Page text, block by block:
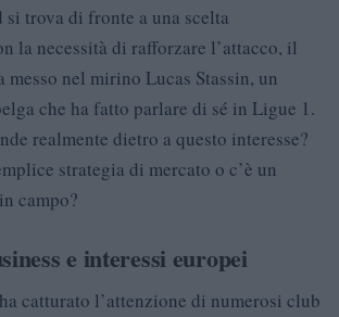
si trova di fronte a una scelta
la necessità di rafforzare l’attacco, il
messo nel mirino Lucas Stassin, un
che ha fatto parlare di sé in Ligue 1.
realmente dietro a questo interesse?
strategia di mercato o c’è un
campo?
e interessi europei
catturato l’attenzione di numerosi club